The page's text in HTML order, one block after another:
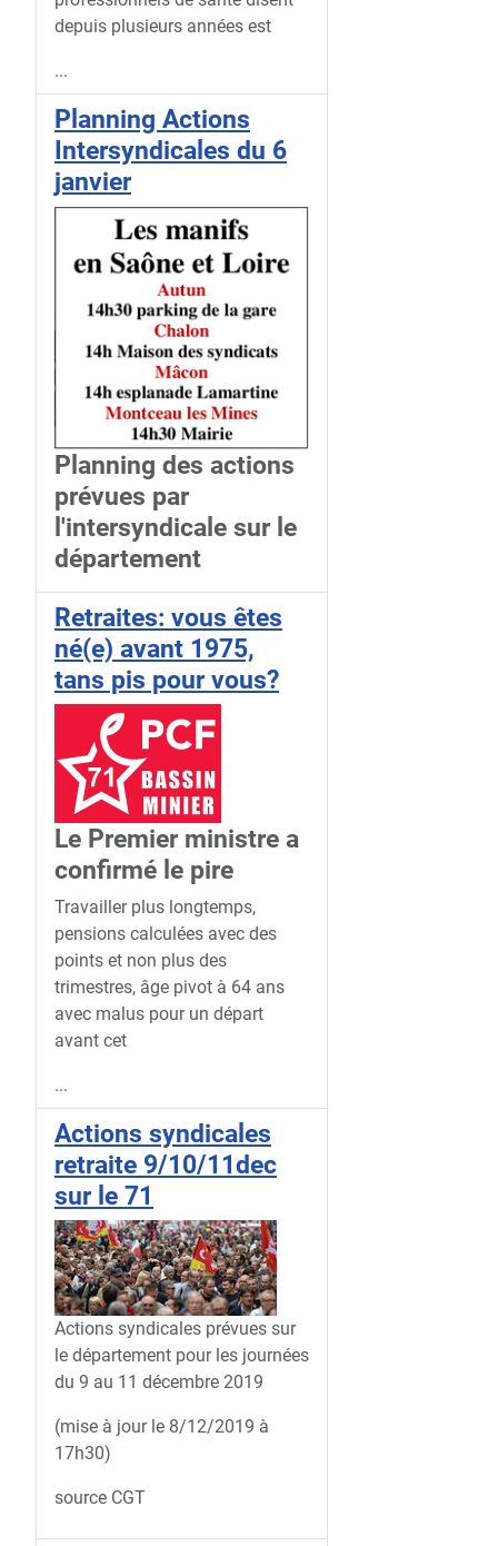
depuis plusieurs années est
...
Planning Actions
Intersyndicales du 6
janvier
Planning des actions
prévues par
l'intersyndicale sur le
département
Retraites: vous êtes
né(e) avant 1975,
tans pis pour vous?
Le Premier ministre a
confirmé le pire
Travailler plus longtemps,
pensions calculées avec des
points et non plus des
trimestres, âge pivot à 64 ans
avec malus pour un départ
avant cet
...
Actions syndicales
retraite 9/10/11dec
sur le 71
Actions syndicales prévues sur
le département pour les journées
du 9 au 11 décembre 2019
(mise à jour le 8/12/2019 à
17h30)
source CGT